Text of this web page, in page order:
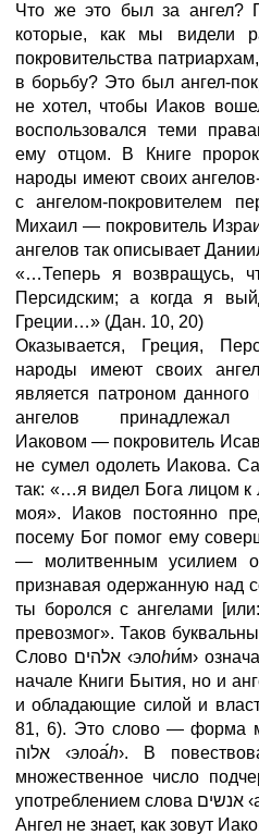
Что же это был за ангел?
которые, как мы видели
покровительства
в борьбу? Это был ангел-
не хотел, чтобы Иаков
воспользовался теми
ему отцом. В Книге
народы имеют своих
с ангелом-покровителем
Михаил — покровитель
ангелов так описывает
«…Теперь я возвращусь,
Персидским; а когда я
Греции…» (Дан. 10, 20)
Оказывается, Греция,
народы имеют своих
является патроном
ангелов
Иаковом — покровитель
не сумел одолеть Иакова.
так: «…я видел Бога лицом к
моя». Иаков постоянно
посему Бог помог ему
— молитвенным усилием
признавая одержанную над
ты боролся с ангелами
превозмог». Таков
Слово אלהים ‹элоhим›
начале Книги Бытия, но и
и обладающие силой и
81, 6). Это слово — форма
‹элоаh›. В
множественное число
Ангел не знает, как зовут